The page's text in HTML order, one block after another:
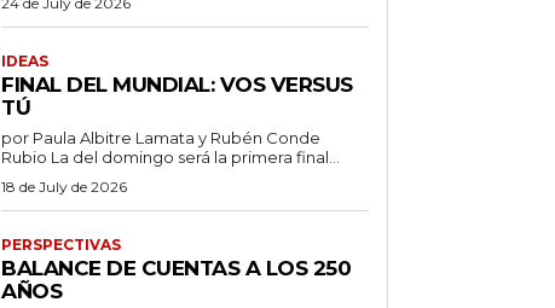
IDEAS
FINAL DEL MUNDIAL: VOS VERSUS
TÚ
por Paula Albitre Lamata y Rubén Conde
Rubio La del domingo será la primera final...
18 de July de 2026
PERSPECTIVAS
BALANCE DE CUENTAS A LOS 250
AÑOS